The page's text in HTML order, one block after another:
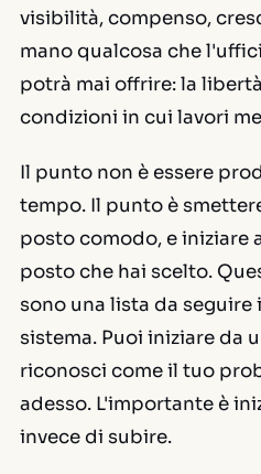
visibilità, compenso,
mano qualcosa che
potrà mai offrire: la
condizioni in cui lavori
Il punto non è essere
tempo. Il punto è
posto comodo, e iniziare
posto che hai scelto.
sono una lista da
sistema. Puoi iniziare da
riconosci come il tuo
adesso. L'importante è
invece di subire.